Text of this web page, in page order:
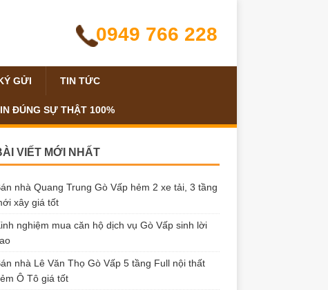
0949 766 228
GỬI TIN TỨC
ĐÚNG SỰ THẬT 100%
VIẾT MỚI NHẤT
nhà Quang Trung Gò Vấp hẻm 2 xe tải, 3 tầng
xây giá tốt
nghiệm mua căn hộ dịch vụ Gò Vấp sinh lời
nhà Lê Văn Thọ Gò Vấp 5 tầng Full nội thất
Ô Tô giá tốt